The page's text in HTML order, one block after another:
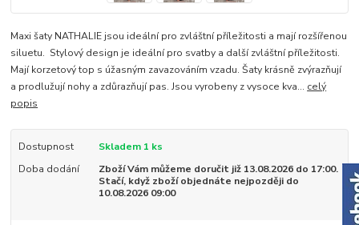
Maxi šaty NATHALIE jsou ideální pro zvláštní příležitosti a mají rozšířenou
siluetu. Stylový design je ideální pro svatby a další zvláštní příležitosti.
Mají korzetový top s úžasným zavazováním vzadu. Šaty krásně zvýrazňují
a prodlužují nohy a zdůrazňují pas. Jsou vyrobeny z vysoce kva... celý
popis
Dostupnost
Skladem 1 ks
Doba dodání
Zboží Vám můžeme doručit již 13.08.2026 do 17:00.
Stačí, když zboží objednáte nejpozději do
10.08.2026 09:00